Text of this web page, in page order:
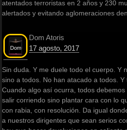
atentados terroristas en 2 años y 230
alertados y evitando aglomeraciones
Dom
Dom Atoris
17 agosto, 2017
Sin duda. Y me duele todo el cuerpo. Y
sino a todos. No han atacado a todos.
Cuando algo así ocurra, todos
salir corriendo sino plantar cara con lo
con rabia, con resolución. Da igual
a nuestros dirigentes que sean serios